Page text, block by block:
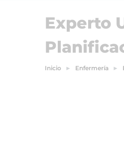
Experto
Inicio Enfermería